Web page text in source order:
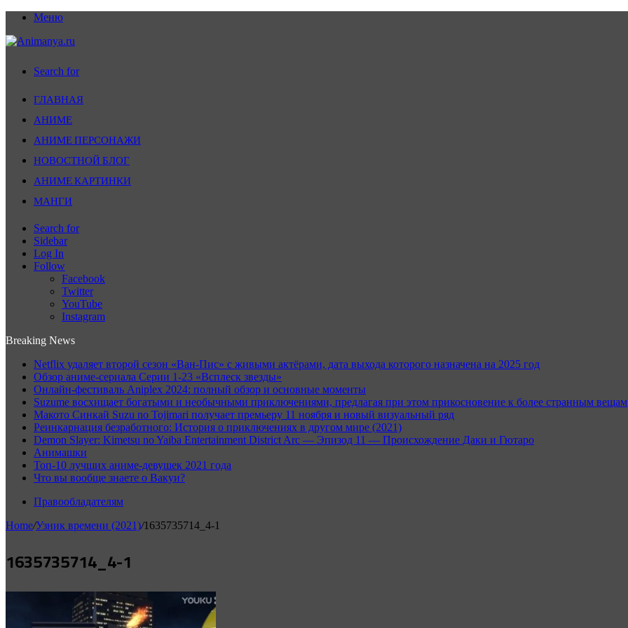
Меню
Search for
ГЛАВНАЯ
АНИМЕ
АНИМЕ ПЕРСОНАЖИ
НОВОСТНОЙ БЛОГ
АНИМЕ КАРТИНКИ
МАНГИ
Search for
Sidebar
Log In
Follow
Facebook
Twitter
YouTube
Instagram
Breaking News
Netflix удаляет второй сезон «Ван-Пис» с живыми актёрами, дата выхода которого назначена на 2025 год
Обзор аниме-сериала Серии 1-23 «Всплеск звезды»
Онлайн-фестиваль Aniplex 2024: полный обзор и основные моменты
Suzume восхищает богатыми и необычными приключениями, предлагая при этом прикосновение к более странным вещам
Макото Синкай Suzu no Tojimari получает премьеру 11 ноября и новый визуальный ряд
Реинкарнация безработного: История о приключениях в другом мире (2021)
Demon Slayer: Kimetsu no Yaiba Entertainment District Arc — Эпизод 11 — Происхождение Даки и Гютаро
Анимашки
Топ-10 лучших аниме-девушек 2021 года
Что вы вообще знаете о Вакуи?
Правообладателям
Home/Узник времени (2021)/1635735714_4-1
1635735714_4-1